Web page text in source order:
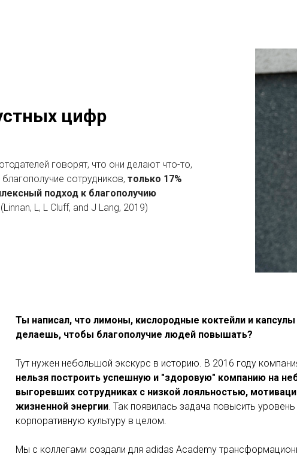
цифр
говорят, что они делают что-то,
сотрудников, только 17%
подход к благополучию
L, L Cluff, and J Lang, 2019)
Ты написал, что лимоны, кислородные коктейли и
делаешь, чтобы благополучие людей повышать?
Тут нужен небольшой экскурс в историю. В 2016 году
нельзя построить успешную и "здоровую" компанию на
выгоревших сотрудниках с низкой лояльностью,
жизненной энергии . Так появилась задача повысить
корпоративную культуру в целом.
Мы с коллегами создали для adidas Academy